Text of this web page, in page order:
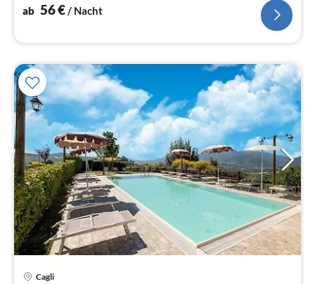
ab 56€/ Nacht
Cagli